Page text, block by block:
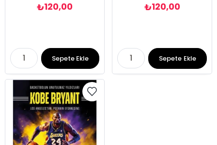
₺120,00
Sepete Ekle
₺120,00
Sepete Ekle